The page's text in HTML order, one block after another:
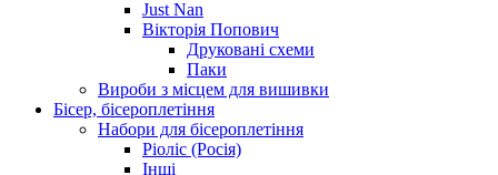
Just Nan
Вікторія Попович
Друковані схеми
Паки
Вироби з місцем для вишивки
Бісер, бісероплетіння
Набори для бісероплетіння
Ріоліс (Росія)
Інші